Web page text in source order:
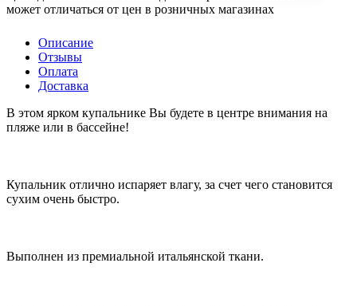
может отличаться от цен в розничных магазинах
Описание
Отзывы
Оплата
Доставка
В этом ярком купальнике Вы будете в центре внимания на
пляже или в бассейне!
Купальник отлично испаряет влагу, за счет чего становится
сухим очень быстро.
Выполнен из премиальной итальянской ткани.